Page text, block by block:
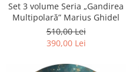
Set 3 volume Seria „Gandirea
Multipolară” Marius Ghidel
510,00 Lei
390,00 Lei